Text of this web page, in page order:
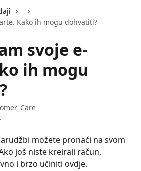
Kako ih mogu dohvatiti?
svoje e-
ih mogu
možete pronaći na svom
još niste kreirali račun,
i brzo učiniti ovdje.